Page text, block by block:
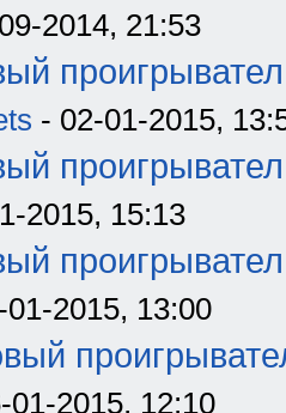
2014, 21:53
- 02-01-2015,
2015, 15:13
01-2015, 13:00
01-2015, 12:10